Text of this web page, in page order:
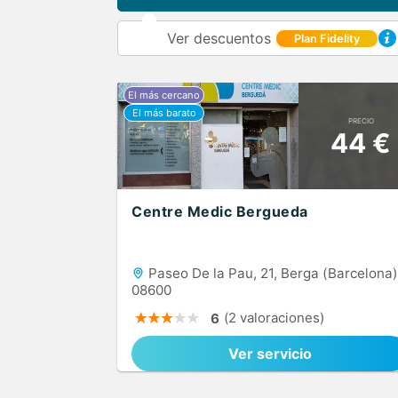
Ver descuentos Plan Fidelity
PRECIO
44 €
Centre Medic Bergueda
Paseo De la Pau, 21, Berga
08600
6 (2 valoraciones)
Ver servicio